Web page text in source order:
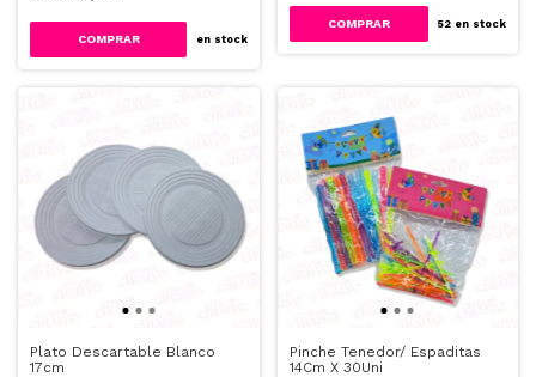
COMPRAR en stock
COMPRAR 52 en stock
Plato Descartable Blanco
17cm
Pinche Tenedor/ Espaditas
14Cm X 30Uni